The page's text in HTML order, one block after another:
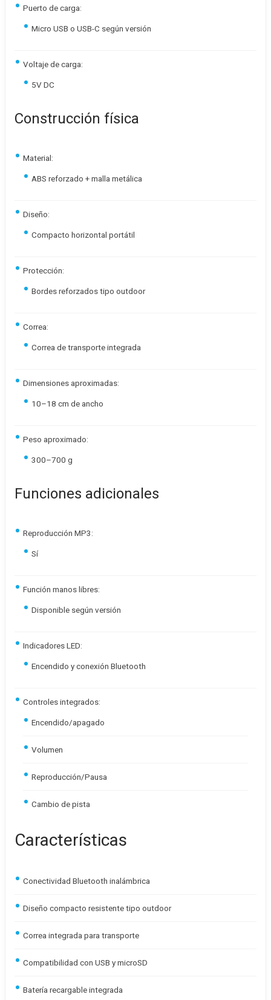
Puerto de carga:
Micro USB o USB-C según versión
Voltaje de carga:
5V DC
Construcción física
Material:
ABS reforzado + malla metálica
Diseño:
Compacto horizontal portátil
Protección:
Bordes reforzados tipo outdoor
Correa:
Correa de transporte integrada
Dimensiones aproximadas:
10–18 cm de ancho
Peso aproximado:
300–700 g
Funciones adicionales
Reproducción MP3:
Sí
Función manos libres:
Disponible según versión
Indicadores LED:
Encendido y conexión Bluetooth
Controles integrados:
Encendido/apagado
Volumen
Reproducción/Pausa
Cambio de pista
Características
Conectividad Bluetooth inalámbrica
Diseño compacto resistente tipo outdoor
Correa integrada para transporte
Compatibilidad con USB y microSD
Batería recargable integrada